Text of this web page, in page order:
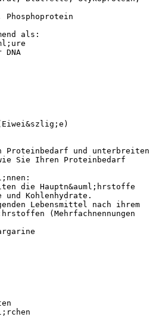
Phosphoprotein
als:
Proteinbedarf und unterbreiten
Sie Ihren Proteinbedarf
die Hauptn&auml;hrstoffe
Kohlenhydrate.
Lebensmittel nach ihrem
(Mehrfachnennungen